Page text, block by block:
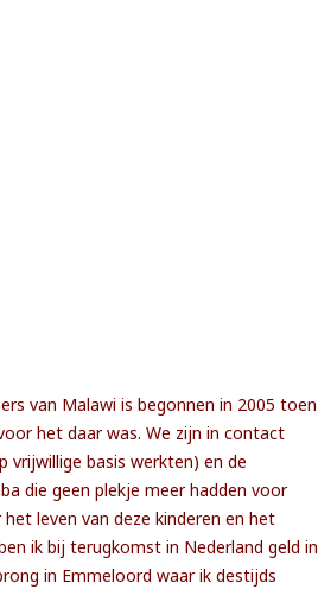
van Malawi is begonnen in 2005 toen
het daar was. We zijn in contact
vrijwillige basis werkten) en de
die geen plekje meer hadden voor
leven van deze kinderen en het
ik bij terugkomst in Nederland geld in
in Emmeloord waar ik destijds